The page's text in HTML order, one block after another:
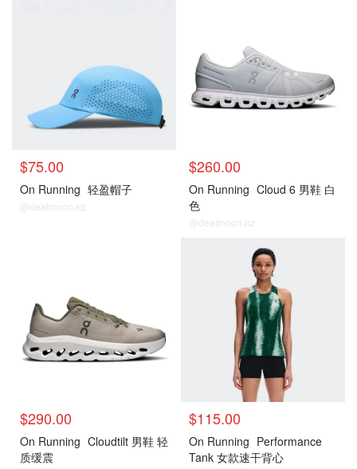
$75.00
On Running 轻盈帽子
@dealmoon.nz
$260.00
On Running Cloud 6 男鞋 白
色
@dealmoon.nz
$290.00
On Running Cloudtilt 男鞋 轻
质缓震
$115.00
On Running Performance
Tank 女款速干背心